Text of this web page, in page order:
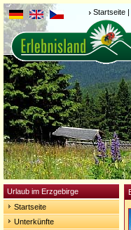
Startseite |
Urlaub im Erzgebirge
Startseite
Unterkünfte